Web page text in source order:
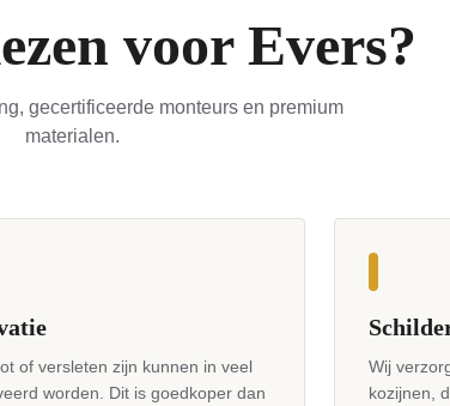
voor Evers?
gecertificeerde monteurs en premium
materialen.
of versleten zijn kunnen in veel
worden. Dit is goedkoper dan
Wij
kozijnen,